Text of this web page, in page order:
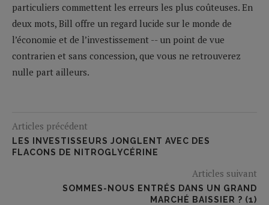
particuliers commettent les erreurs les plus coûteuses. En
deux mots, Bill offre un regard lucide sur le monde de
l’économie et de l’investissement -- un point de vue
contrarien et sans concession, que vous ne retrouverez
nulle part ailleurs.
Articles précédent
LES INVESTISSEURS JONGLENT AVEC DES
FLACONS DE NITROGLYCÉRINE
Articles suivant
SOMMES-NOUS ENTRÉS DANS UN GRAND
MARCHÉ BAISSIER ? (1)